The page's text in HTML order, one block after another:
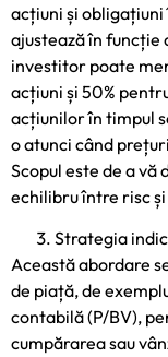
acțiuni și
ajustează în funcție
investitor poate
acțiuni și 50%
acțiunilor în timpul
o atunci când
Scopul este de a vă
echilibru între risc
Strategia
Această abordare
de piață, de
contabilă (P/BV),
cumpărarea sau